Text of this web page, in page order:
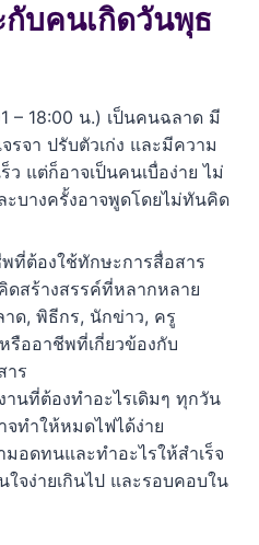
กับคนเกิดวันพุธ
– 18:00 น.) เป็นคนฉลาด มี
รจา ปรับตัวเก่ง และมีความ
ว แต่ก็อาจเป็นคนเบื่อง่าย ไม่
ะบางครั้งอาจพูดโดยไม่ทันคิด
ที่ต้องใช้ทักษะการสื่อสาร
สร้างสรรค์ที่หลากหลาย
ด, พิธีกร, นักข่าว, ครู
รืออาชีพที่เกี่ยวข้องกับ
าร
งานที่ต้องทำอะไรเดิมๆ ทุกวัน
จทำให้หมดไฟได้ง่าย
มอดทนและทำอะไรให้สำเร็จ
ใจง่ายเกินไป และรอบคอบใน